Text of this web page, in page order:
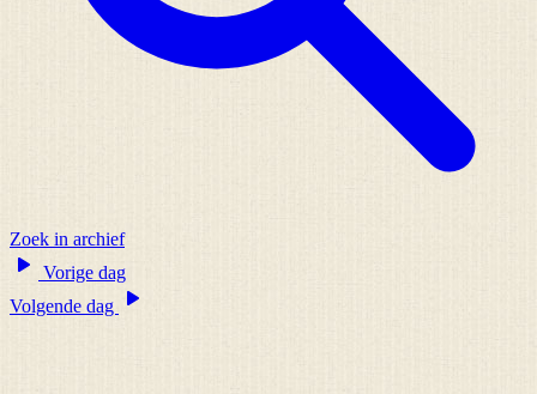
Zoek in archief
Vorige dag
Volgende dag